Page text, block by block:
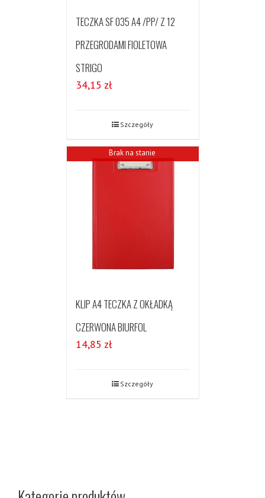
TECZKA SF 035 A4 /PP/ Z 12
PRZEGRODAMI FIOLETOWA
STRIGO
34,15 zł
Szczegóły
Brak na stanie
KLIP A4 TECZKA Z OKŁADKĄ
CZERWONA BIURFOL
14,85 zł
Szczegóły